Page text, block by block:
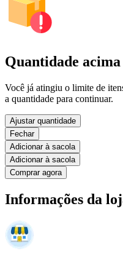
Quantidade
Você já atingiu o limite de
a quantidade para continuar.
Ajustar quantidade
Fechar
Adicionar à sacola
Adicionar à sacola
Comprar agora
Informações da